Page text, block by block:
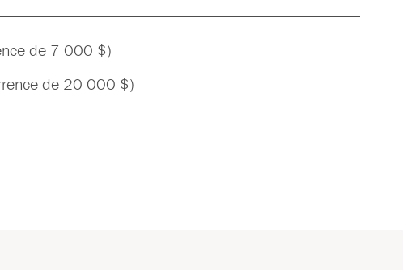
de 7 000 $)
de 20 000 $)